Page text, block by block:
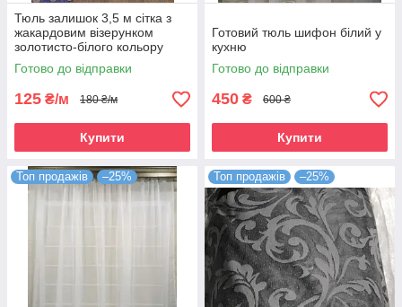
Тюль залишок 3,5 м сітка з
жакардовим візерунком
золотисто-білого кольору
Готово до відправки
125 ₴/м 180 ₴/м
Купити
Готовий тюль шифон білий у
кухню
Готово до відправки
450 ₴ 600 ₴
Купити
Топ продажів –25% Топ продажів –25%